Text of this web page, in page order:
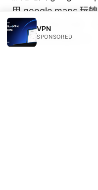
用 google maps 玩
南，提升隱私保護、
準度與旅遊規劃效率
VPN
SPONSORED